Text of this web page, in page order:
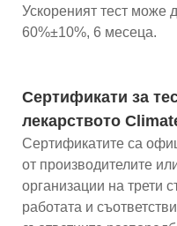
Ускореният тест може
60%±10%, 6 месеца.
Сертификати за
лекарството
Сертификатите са
от производителите
организации на трети
работата и